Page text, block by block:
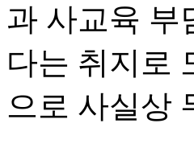
과 사교육 부
다는 취지로
으로 사실상